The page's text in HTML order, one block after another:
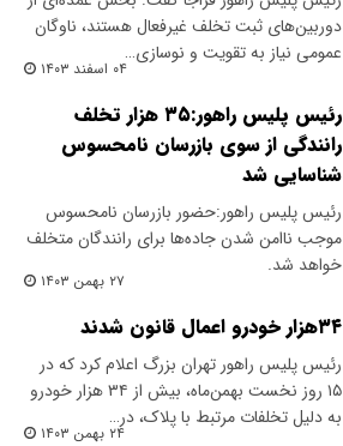
دوربین‌های ثبت تخلف غیرفعال هستند، ناوگان
عمومی نیاز به تقویت و نوسازی…
۰۴ اسفند ۱۴۰۳
رئیس پلیس راهور:۳۵ هزار تخلف
رانندگی از سوی بازرسان نامحسوس
شناسایی شد
رئیس پلیس راهور:‌حضور بازرسان نامحسوس
موجب ناامن شدن جاده‌ها برای رانندگان متخلف
خواهد شد.
۲۷ بهمن ۱۴۰۳
۳۴هزار خودرو اعمال قانون شدند
رئیس پلیس راهور تهران بزرگ اعلام کرد که در
۱۵ روز نخست بهمن‌ماه، بیش از ۳۴ هزار خودرو
به دلیل تخلفات مرتبط با پلاک، در…
۲۴ بهمن ۱۴۰۳